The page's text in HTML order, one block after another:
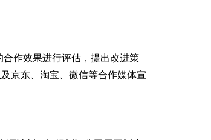
作效果进行评估，提出改进策
京东、淘宝、微信等合作媒体宣